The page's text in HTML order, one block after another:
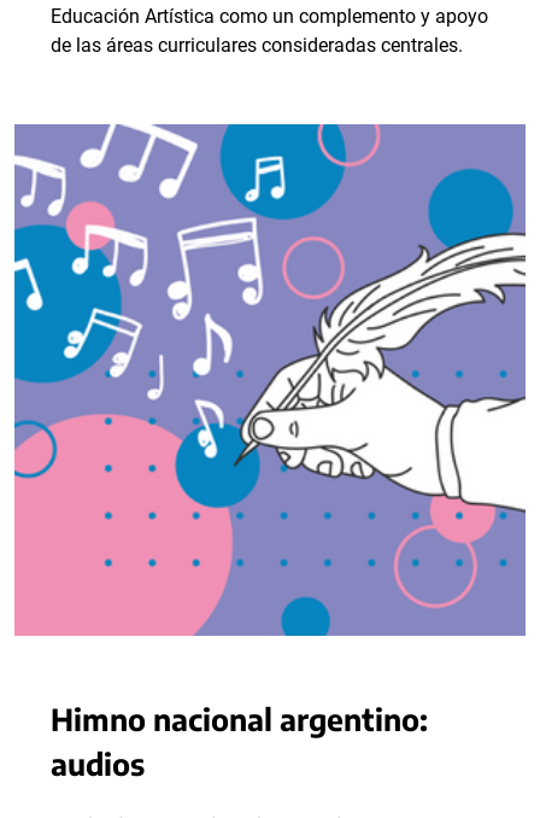
Educación Artística como un complemento y apoyo
de las áreas curriculares consideradas centrales.
Himno nacional argentino:
audios